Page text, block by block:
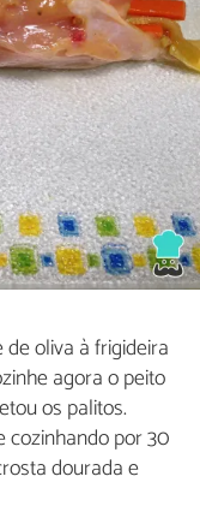
oliva à frigideira
agora o peito
os palitos.
cozinhando por 30
dourada e